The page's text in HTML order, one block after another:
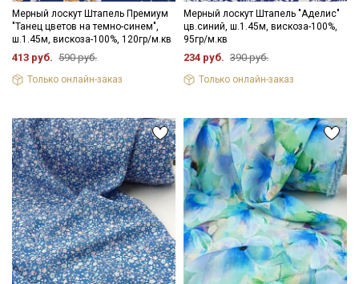
Мерный лоскут Штапель Премиум
"Танец цветов на темно-синем",
ш.1.45м, вискоза-100%, 120гр/м.кв
413 руб. 590 руб.
Только онлайн-заказ
Мерный лоскут Штапель "Аделис"
цв.синий, ш.1.45м, вискоза-100%,
95гр/м.кв
234 руб. 390 руб.
Только онлайн-заказ